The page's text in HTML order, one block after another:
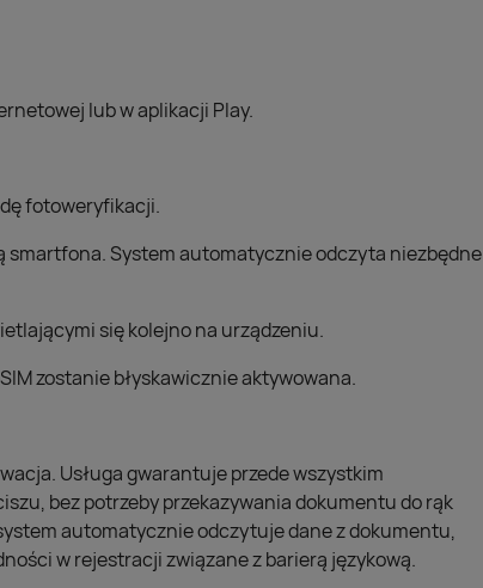
lub w aplikacji Play.
fotoweryfikacji.
System automatycznie odczyta niezbędne
się kolejno na urządzeniu.
zostanie błyskawicznie aktywowana.
Usługa gwarantuje przede wszystkim
bez potrzeby przekazywania dokumentu do rąk
automatycznie odczytuje dane z dokumentu,
w rejestracji związane z barierą językową.